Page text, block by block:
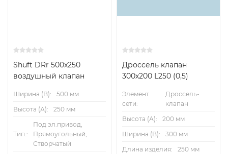
Shuft DRr 500x250
воздушный клапан
Ширина (B):
500 мм
Высота (А):
250 мм
Тип.:
Под эл.привод,
Прямоугольный,
Створчатый
Дроссель клапан
300х200 L250 (0,5)
Элемент
сети:
Дроссель-
клапан
Высота (А):
200 мм
Ширина (B):
300 мм
Длина изделия:
250 мм